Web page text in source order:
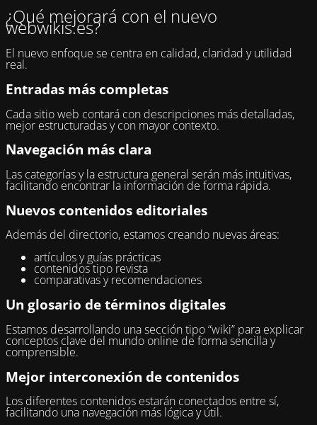
¿Qué mejorará con el nuevo
webwikis.es?
El nuevo enfoque se centra en calidad, claridad y utilidad
real.
Entradas más completas
Cada sitio web contará con descripciones más detalladas,
mejor estructuradas y con mayor contexto.
Navegación más clara
Las categorías y la estructura general serán más intuitivas,
facilitando encontrar la información de forma rápida.
Nuevos contenidos editoriales
Además del directorio, estamos creando nuevas áreas:
artículos y guías prácticas
contenidos tipo revista
comparativas y recomendaciones
Un glosario de términos digitales
Estamos desarrollando una sección tipo “wiki” para explicar
conceptos clave del mundo online de forma sencilla y
comprensible.
Mejor interconexión de contenidos
Los diferentes contenidos estarán conectados entre sí,
facilitando una navegación más lógica y útil.